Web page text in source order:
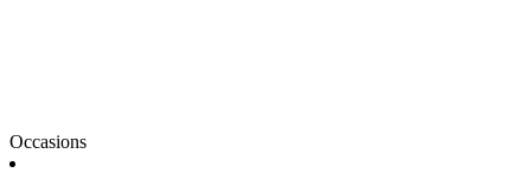
Occasions